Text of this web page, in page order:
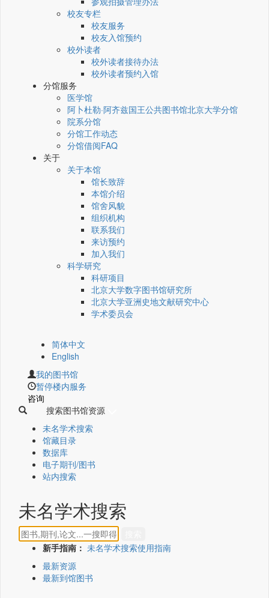
校友专栏
校友服务
校友入馆预约
校外读者
校外读者接待办法
校外读者预约入馆
分馆服务
医学馆
阿卜杜勒·阿齐兹国王公共图书馆北京大学分馆
院系分馆
分馆工作动态
分馆借阅FAQ
关于
关于本馆
馆长致辞
本馆介绍
馆舍风貌
组织机构
联系我们
来访预约
加入我们
科学研究
科研项目
北京大学数字图书馆研究所
北京大学亚洲史地文献研究中心
学术委员会
简体中文
English
我的图书馆
暂停楼内服务
咨询
搜索图书馆资源
未名学术搜索
馆藏目录
数据库
电子期刊/图书
站内搜索
未名学术搜索
新手指南： 未名学术搜索使用指南
最新资源
最新到馆图书